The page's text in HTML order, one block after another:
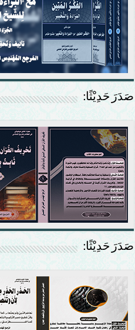
صَدَرَ حَدِيْثًا:
صَدَرَ حَدِيْثًا: